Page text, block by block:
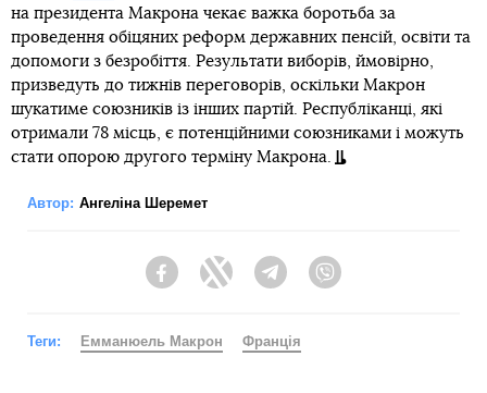
на президента Макрона чекає важка боротьба за
проведення обіцяних реформ державних пенсій, освіти та
допомоги з безробіття. Результати виборів, ймовірно,
призведуть до тижнів переговорів, оскільки Макрон
шукатиме союзників із інших партій. Республіканці, які
отримали 78 місць, є потенційними союзниками і можуть
стати опорою другого терміну Макрона.
Автор: Ангеліна Шеремет
FacebookTwitter Telegram
Теги: Емманюель Макрон Франція